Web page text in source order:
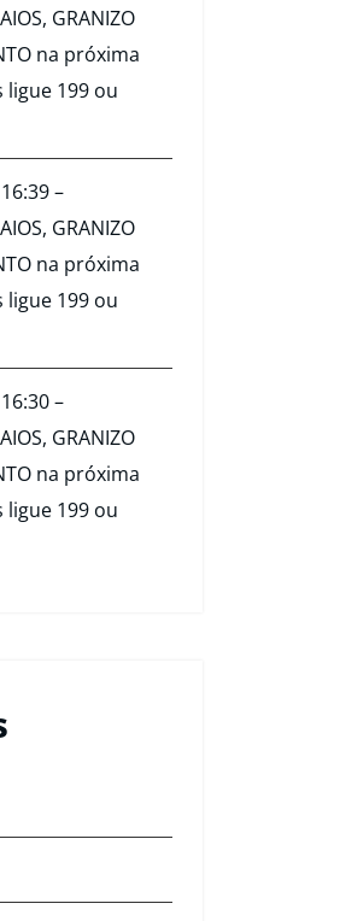
GRANIZO
na próxima
ligue 199 ou
–
GRANIZO
na próxima
ligue 199 ou
–
GRANIZO
na próxima
ligue 199 ou